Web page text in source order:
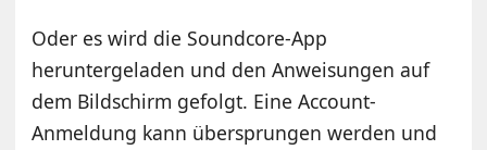
Oder es wird die Soundcore-App
heruntergeladen und den Anweisungen auf
dem Bildschirm gefolgt. Eine Account-
Anmeldung kann übersprungen werden und